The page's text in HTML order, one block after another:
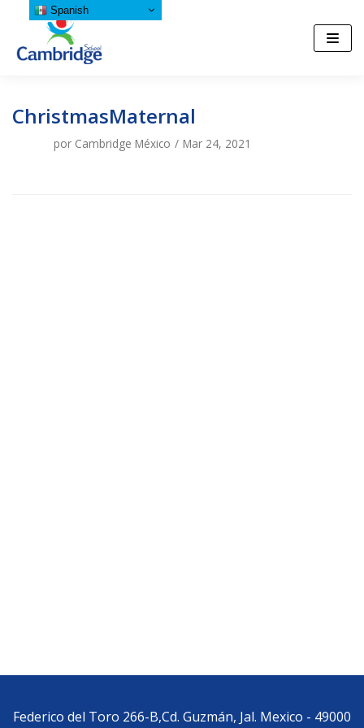
Saltar
al
ChristmasMaternal
por Cambridge México Mar 24, 2021
Federico del Toro 266-B,Cd. Guzmán, Jal. Mexico - 49000
Spanish